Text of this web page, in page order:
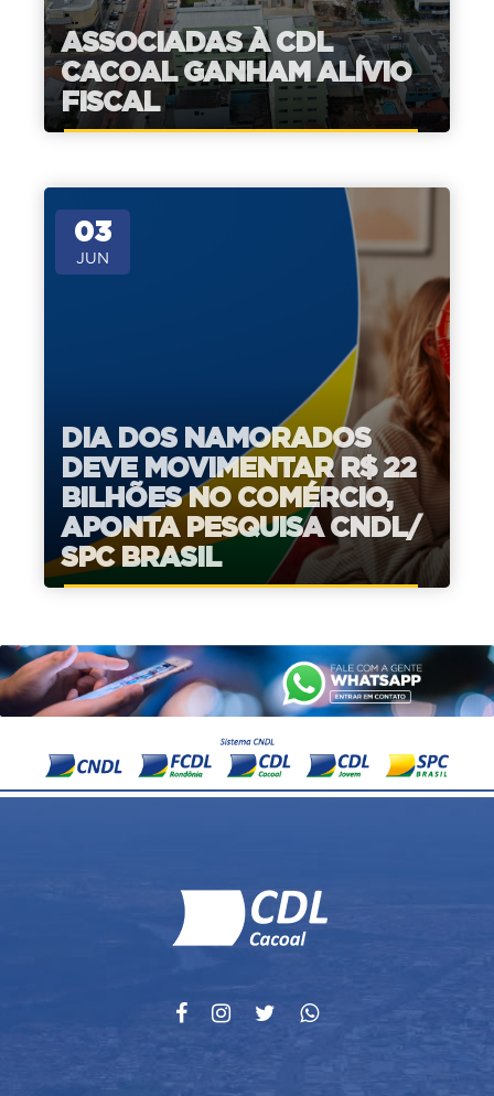
ASSOCIADAS À CDL
CACOAL GANHAM ALÍVIO
FISCAL
03
JUN
DIA DOS NAMORADOS
DEVE MOVIMENTAR R$ 22
BILHÕES NO COMÉRCIO,
APONTA PESQUISA CNDL/
SPC BRASIL